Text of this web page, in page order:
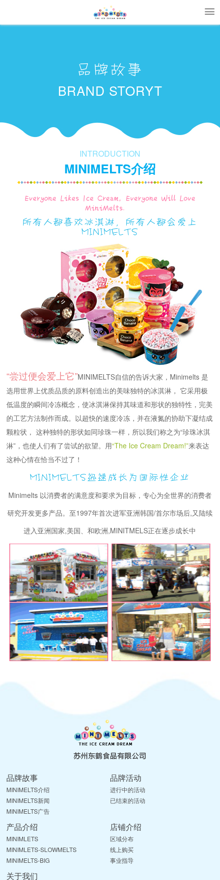
品牌故事
BRAND STORYT
INTRODUCTION
MINIMELTS介绍
Everyone Likes Ice Cream, Everyone Will Love
MiniMelts.
所有人都喜欢冰淇淋，所有人都会爱上
MINIMELTS
“尝过便会爱上它”MINIMELTS自信的告诉大家，Minimelts 是
选用世界上优质品质的原料创造出的美味独特的冰淇淋， 它采用极
低温度的瞬间冷冻概念，使冰淇淋保持其味道和形状的独特性，完美
的工艺方法制作而成。以超快的速度冷冻，并在液氮的协助下凝结成
颗粒状， 这种独特的形状如同珍珠一样，所以我们称之为“珍珠冰淇
淋”，也使人们有了尝试的欲望。用“The Ice Cream Dream!”来表达
这种心情在恰当不过了！
MINIMELTS迅速成长为国际性企业
Minimelts 以消费者的满意度和要求为目标，专心为全世界的消费者
研究开发更多产品。至1997年首次进军亚洲韩国/首尔市场后,又陆续
进入亚洲国家,美国、和欧洲,MINITMELS正在逐步成长中
品牌故事
MINIMELTS介绍
MINIMELTS新闻
MINIMELTS广告
品牌活动
进行中的活动
已结束的活动
产品介绍
MINIMLETS
MINIMLETS-SLOWMELTS
MINIMELTS-BIG
店铺介绍
区域分布
线上购买
事业指导
关于我们